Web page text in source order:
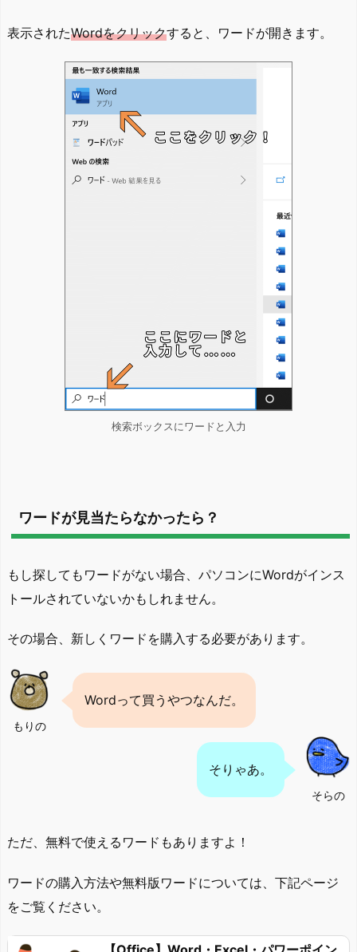
表示されたWordをクリックすると、ワードが開きます。
検索ボックスにワードと入力
ワードが見当たらなかったら？
もし探してもワードがない場合、パソコンにWordがインス
トールされていないかもしれません。
その場合、新しくワードを購入する必要があります。
もりの
Wordって買うやつなんだ。
そらの
そりゃあ。
ただ、無料で使えるワードもありますよ！
ワードの購入方法や無料版ワードについては、下記ページ
をご覧ください。